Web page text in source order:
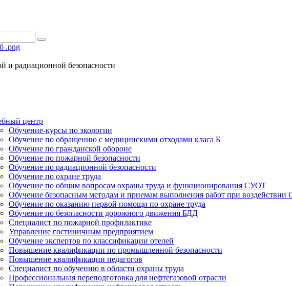
и радиационной безопасности
центр
Обучение-курсы по экологии
Обучение по обращению с медицинскими отходами класа Б
Обучение по гражданской обороне
Обучение по пожарной безопасности
Обучение по радиационной безопасности
Обучение по охране труда
Обучение по общим вопросам охраны труда и функционирования СУОТ
Обучение безопасным методам и приемам выполнения работ при
Обучение по оказанию первой помощи по охране труда
Обучение по безопасности дорожного движения БДД
Специалист по пожарной профилактике
Управление гостиничным предприятием
Обучение экспертов по классификации отелей
Повышение квалификации по промышленной безопасности
Повышение квалификации педагогов
Специалист по обучению в области охраны труда
Профессиональная переподготовка для нефтегазовой отрасли